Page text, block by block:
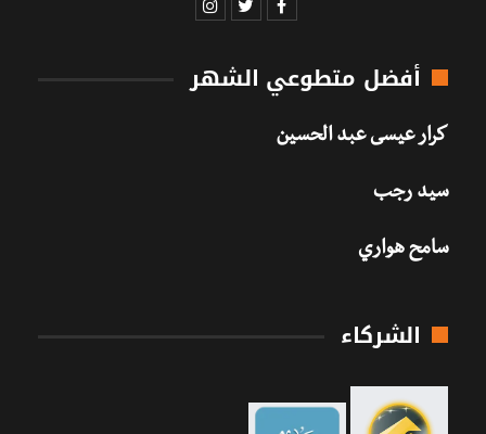
أفضل متطوعي الشهر
كرار عيسى عبد الحسين
سيد رجب
سامح هواري
الشركاء